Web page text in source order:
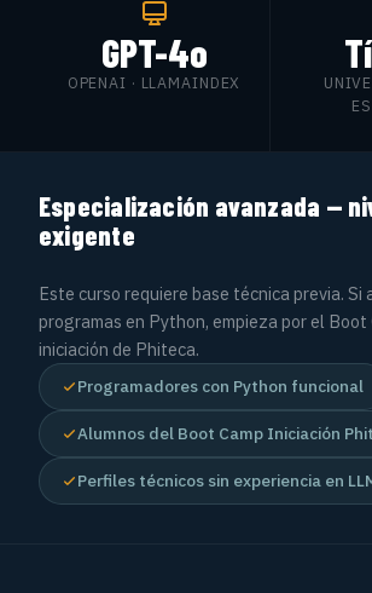
GPT-4o
OPENAI · LLAMAINDEX
Especialización avanzada —
exigente
Este curso requiere base técnica previa. Si
programas en Python, empieza por el Boot
iniciación de Phiteca.
Programadores con Python funcional
Alumnos del Boot Camp Iniciación
Perfiles técnicos sin experiencia en